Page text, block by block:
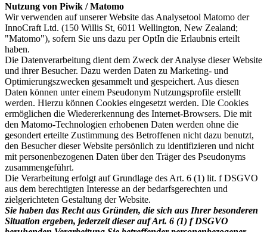
Nutzung von Piwik / Matomo
Wir verwenden auf unserer Website das Analysetool Matomo der
InnoCraft Ltd. (150 Willis St, 6011 Wellington, New Zealand;
"Matomo"), sofern Sie uns dazu per OptIn die Erlaubnis erteilt
haben.
Die Datenverarbeitung dient dem Zweck der Analyse dieser Website
und ihrer Besucher. Dazu werden Daten zu Marketing- und
Optimierungszwecken gesammelt und gespeichert. Aus diesen
Daten können unter einem Pseudonym Nutzungsprofile erstellt
werden. Hierzu können Cookies eingesetzt werden. Die Cookies
ermöglichen die Wiedererkennung des Internet-Browsers. Die mit
den Matomo-Technologien erhobenen Daten werden ohne die
gesondert erteilte Zustimmung des Betroffenen nicht dazu benutzt,
den Besucher dieser Website persönlich zu identifizieren und nicht
mit personenbezogenen Daten über den Träger des Pseudonyms
zusammengeführt.
Die Verarbeitung erfolgt auf Grundlage des Art. 6 (1) lit. f DSGVO
aus dem berechtigten Interesse an der bedarfsgerechten und
zielgerichteten Gestaltung der Website.
Sie haben das Recht aus Gründen, die sich aus Ihrer besonderen
Situation ergeben, jederzeit dieser auf Art. 6 (1) f DSGVO